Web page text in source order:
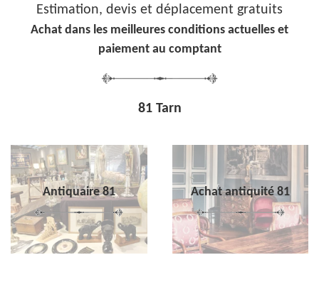
Estimation, devis et déplacement gratuits
Achat dans les meilleures conditions actuelles et
paiement au comptant
81 Tarn
Antiquaire 81 Achat antiquité 81